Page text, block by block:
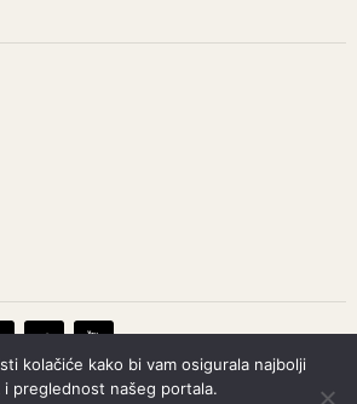
kolačiće kako bi vam osigurala najbolji
i preglednost našeg portala.